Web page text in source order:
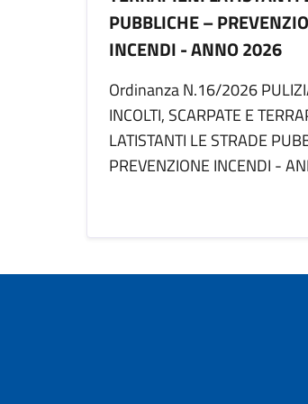
PUBBLICHE –
INCENDI - ANNO 2026
Ordinanza N.16/2026
INCOLTI, SCARPATE E
LATISTANTI LE STRADE
PREVENZIONE INCENDI -